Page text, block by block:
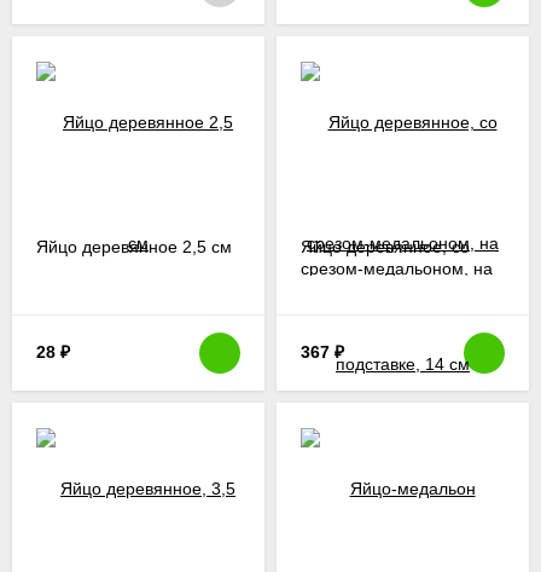
Яйцо деревянное 2,5 см
28 ₽
Яйцо деревянное, со
срезом-медальоном, на
367 ₽